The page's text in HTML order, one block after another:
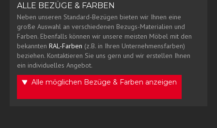
ALLE BEZÜGE & FARBEN
Neben unseren Standard-Bezügen bieten wir Ihnen eine
große Auswahl an verschiedenen Bezugs-Materialien und
Farben. Ebenfalls können wir unsere meisten Möbel mit den
bekannten RAL-Farben (z.B. in Ihren Unternehmensfarben)
beziehen. Kontaktieren Sie uns gern und wir erstellen Ihnen
ein individuelles Angebot.
Alle möglichen Bezüge & Farben anzeigen